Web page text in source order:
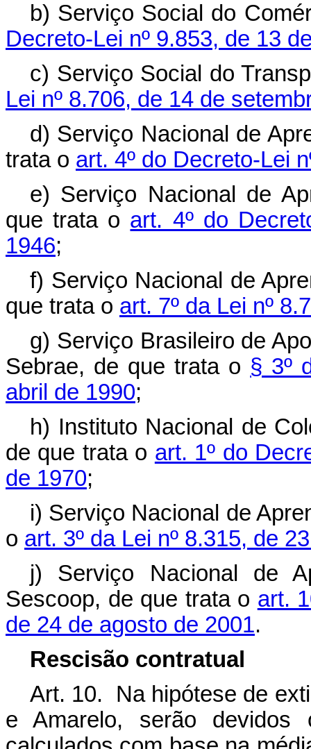
b) Serviço Social do
Decreto-Lei nº 9.853, de 13
c) Serviço Social do
Lei nº 8.706, de 14 de
d) Serviço Nacional de
trata o art. 4º do Decreto-Lei
e) Serviço Nacional de
que trata o art. 4º do
1946;
f) Serviço Nacional de
que trata o art. 7º da Lei nº
g) Serviço Brasileiro de
Sebrae, de que trata o § 3º
abril de 1990;
h) Instituto Nacional de
de que trata o art. 1º do
de 1970;
i) Serviço Nacional de
o art. 3º da Lei nº 8.315, de
j) Serviço Nacional de
Sescoop, de que trata o art.
de 24 de agosto de 2001.
Rescisão contratual
Art. 10. Na hipótese de
e Amarelo, serão devidos